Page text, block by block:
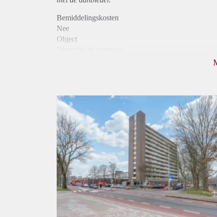
Bemiddelingskosten
Nee
Object
Huurtoeslag
Mogelijk
Inkomen eis
N.V.T.
Huurtermijn
Onbepaalde termijn
Oplevering
Kaal